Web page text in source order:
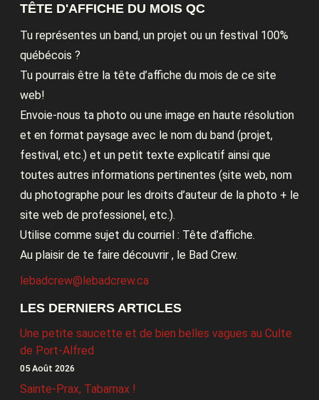
TÊTE D'AFFICHE DU MOIS QC
Tu représentes un band, un projet ou un festival 100%
québécois ?
Tu pourrais être la tête d’affiche du mois de ce site
web!
Envoie-nous ta photo ou une image en haute résolution
et en format paysage avec le nom du band (projet,
festival, etc.) et un petit texte explicatif ainsi que
toutes autres informations pertinentes (site web, nom
du photographe pour les droits d’auteur de la photo + le
site web de professionel, etc.).
Utilise comme sujet du courriel : Tête d’affiche.
Au plaisir de te faire découvrir , le Bad Crew.
lebadcrew@lebadcrew.ca
LES DERNIERS ARTICLES
Une petite saucette et de bien belles vagues au Culte
de Port-Alfred
05 Août 2026
Sainte-Prax, Tabarnax !